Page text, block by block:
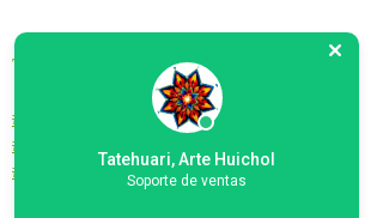
Tabla de Estambre
#Huicholes huichol#artesanía
#tabla
#nierika
Tatehuari, Arte Huichol
Soporte de ventas